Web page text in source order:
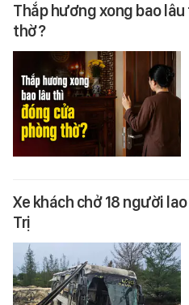
Thắp hương xong bao
thờ?
Xe khách chở 18 người
Trị